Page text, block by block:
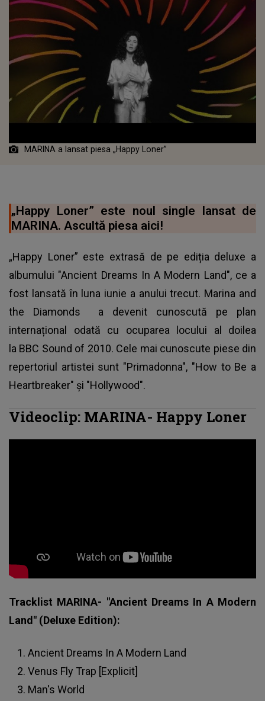
MARINA a lansat piesa „Happy Loner”
„Happy Loner” este noul single lansat de
MARINA. Ascultă piesa aici!
„Happy Loner” este extrasă de pe ediția deluxe a
albumului "Ancient Dreams In A Modern Land", ce a
fost lansată în luna iunie a anului trecut. Marina and
the Diamonds a devenit cunoscută pe plan
internațional odată cu ocuparea locului al doilea
la BBC Sound of 2010. Cele mai cunoscute piese din
repertoriul artistei sunt "Primadonna", "How to Be a
Heartbreaker" și "Hollywood".
Videoclip: MARINA- Happy Loner
Tracklist MARINA- "Ancient Dreams In A Modern
Land" (Deluxe Edition):
Ancient Dreams In A Modern Land
Venus Fly Trap [Explicit]
Man's World